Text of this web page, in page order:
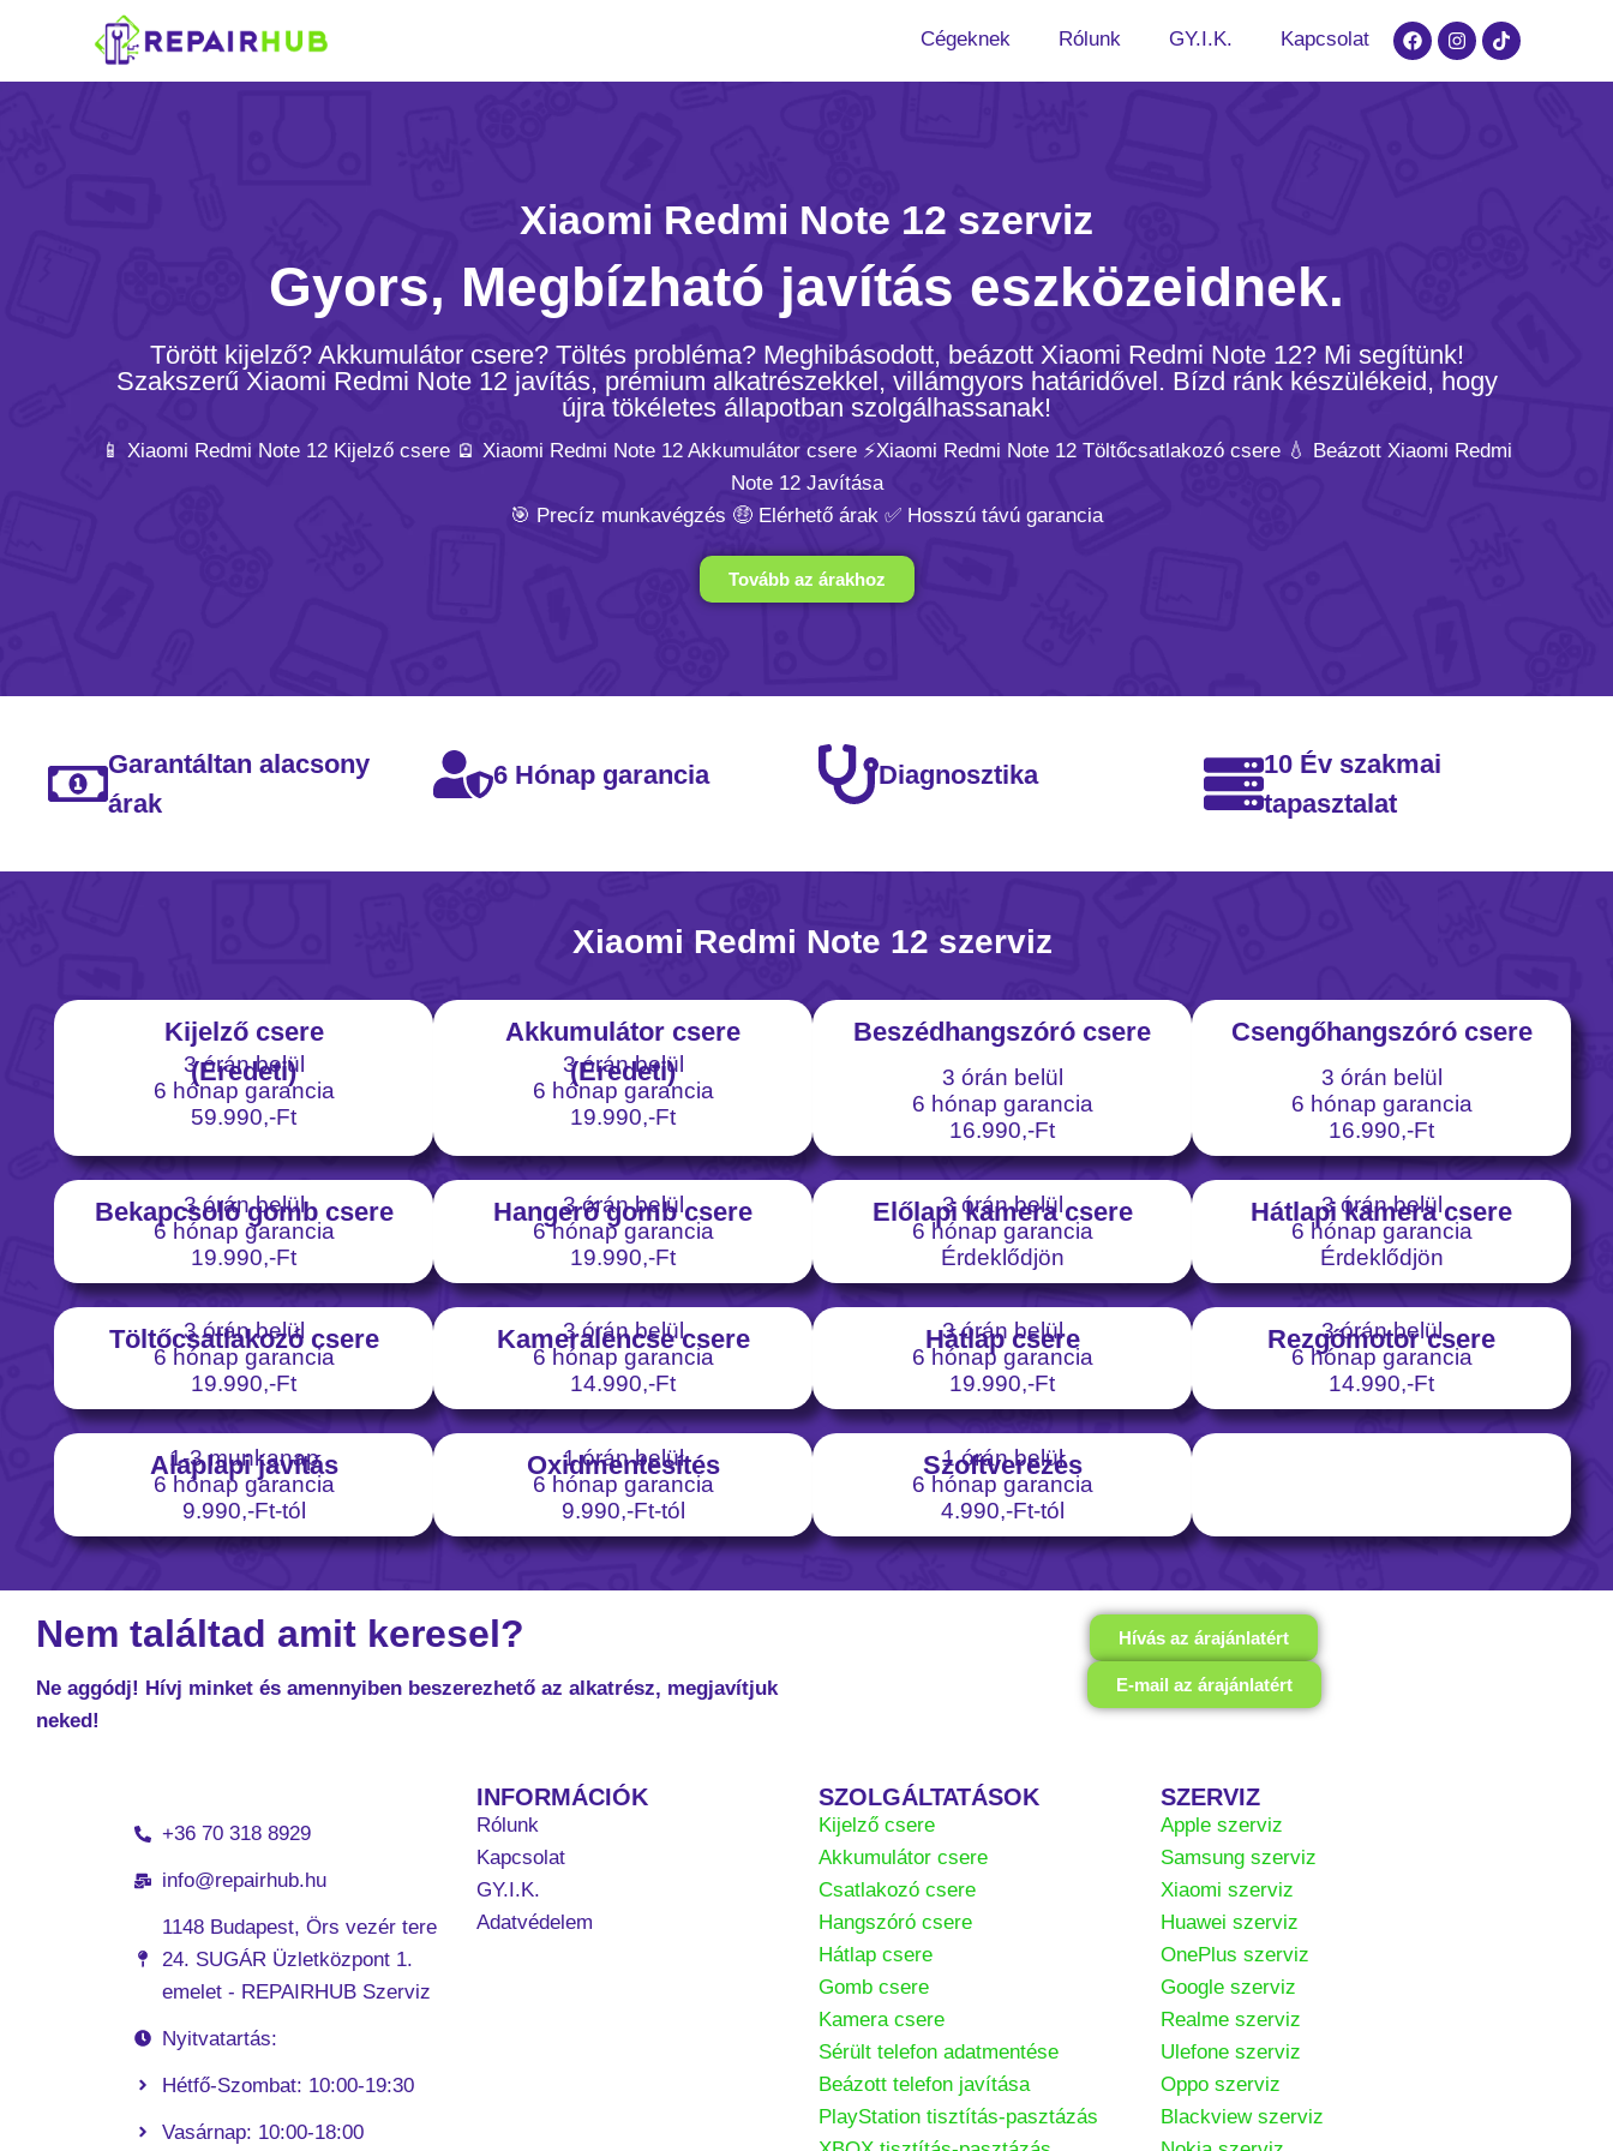
Cégeknek Rólunk GY.I.K. Kapcsolat
Xiaomi Redmi Note 12 szerviz
Gyors, Megbízható javítás eszközeidnek.
Törött kijelző? Akkumulátor csere? Töltés probléma? Meghibásodott, beázott Xiaomi Redmi Note 12? Mi segítünk!
Szakszerű Xiaomi Redmi Note 12 javítás, prémium alkatrészekkel, villámgyors határidővel. Bízd ránk készülékeid, hogy
újra tökéletes állapotban szolgálhassanak!
📱 Xiaomi Redmi Note 12 Kijelző csere 🪫 Xiaomi Redmi Note 12 Akkumulátor csere ⚡️Xiaomi Redmi Note 12 Töltőcsatlakozó csere 💧 Beázott Xiaomi Redmi
Note 12 Javítása
🎯 Precíz munkavégzés 🤑 Elérhető árak ✅ Hosszú távú garancia
Tovább az árakhoz
Garantáltan alacsony
árak
6 Hónap garancia Diagnosztika
10 Év szakmai
tapasztalat
Xiaomi Redmi Note 12 szerviz
Kijelző csere
(Eredeti)
3 órán belül
6 hónap garancia
59.990,-Ft
Akkumulátor csere
(Eredeti)
3 órán belül
6 hónap garancia
19.990,-Ft
Beszédhangszóró csere
3 órán belül
6 hónap garancia
16.990,-Ft
Csengőhangszóró csere
3 órán belül
6 hónap garancia
16.990,-Ft
Bekapcsoló gomb csere
3 órán belül
6 hónap garancia
19.990,-Ft
Hangerő gomb csere
3 órán belül
6 hónap garancia
19.990,-Ft
Előlapi kamera csere
3 órán belül
6 hónap garancia
Érdeklődjön
Hátlapi kamera csere
3 órán belül
6 hónap garancia
Érdeklődjön
Töltőcsatlakozó csere
3 órán belül
6 hónap garancia
19.990,-Ft
Kameralencse csere
3 órán belül
6 hónap garancia
14.990,-Ft
Hátlap csere
3 órán belül
6 hónap garancia
19.990,-Ft
Rezgőmotor csere
3 órán belül
6 hónap garancia
14.990,-Ft
Alaplapi javítás
1-3 munkanap
6 hónap garancia
9.990,-Ft-tól
Oxidmentesítés
1 órán belül
6 hónap garancia
9.990,-Ft-tól
Szoftverezés
1 órán belül
6 hónap garancia
4.990,-Ft-tól
Nem találtad amit keresel?
Ne aggódj! Hívj minket és amennyiben beszerezhető az alkatrész, megjavítjuk
neked!
Hívás az árajánlatért
E-mail az árajánlatért
+36 70 318 8929
info@repairhub.hu
1148 Budapest, Örs vezér tere
24. SUGÁR Üzletközpont 1.
emelet - REPAIRHUB Szerviz
Nyitvatartás:
Hétfő-Szombat: 10:00-19:30
Vasárnap: 10:00-18:00
INFORMÁCIÓK
Rólunk
Kapcsolat
GY.I.K.
Adatvédelem
SZOLGÁLTATÁSOK
Kijelző csere
Akkumulátor csere
Csatlakozó csere
Hangszóró csere
Hátlap csere
Gomb csere
Kamera csere
Sérült telefon adatmentése
Beázott telefon javítása
PlayStation tisztítás-pasztázás
SZERVIZ
Apple szerviz
Samsung szerviz
Xiaomi szerviz
Huawei szerviz
OnePlus szerviz
Google szerviz
Realme szerviz
Ulefone szerviz
Oppo szerviz
Blackview szerviz